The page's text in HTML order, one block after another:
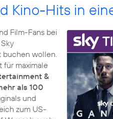
Kino-Hits in
Film-Fans bei
buchen wollen.
für maximale
&
als 100
und
zum US-